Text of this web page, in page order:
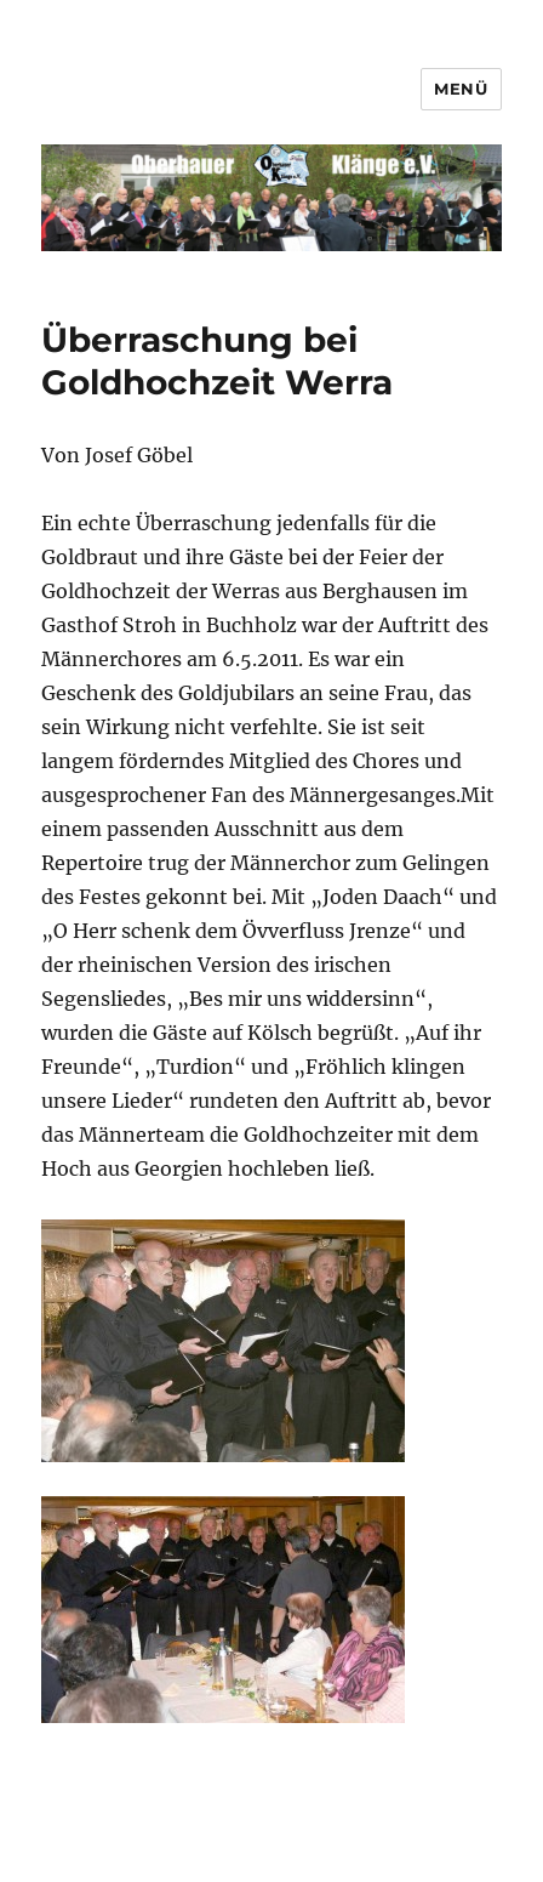
Männerchor Quirrenbach e.V.
MENÜ
Überraschung bei
Goldhochzeit Werra
Von Josef Göbel
Ein echte Überraschung jedenfalls für die
Goldbraut und ihre Gäste bei der Feier der
Goldhochzeit der Werras aus Berghausen im
Gasthof Stroh in Buchholz war der Auftritt des
Männerchores am 6.5.2011.Es war ein
Geschenk des Goldjubilars an seine Frau, das
sein Wirkung nicht verfehlte. Sie ist seit
langem förderndes Mitglied des Chores und
ausgesprochener Fan des Männergesanges.Mit
einem passenden Ausschnitt aus dem
Repertoire trug der Männerchor zum Gelingen
des Festes gekonnt bei. Mit „Joden Daach“ und
„O Herr schenk dem Övverfluss Jrenze“ und
der rheinischen Version des irischen
Segensliedes, „Bes mir uns widdersinn“,
wurden die Gäste auf Kölsch begrüßt. „Auf ihr
Freunde“, „Turdion“ und „Fröhlich klingen
unsere Lieder“ rundeten den Auftritt ab, bevor
das Männerteam die Goldhochzeiter mit dem
Hoch aus Georgien hochleben ließ.